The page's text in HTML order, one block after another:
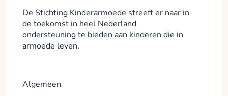
De Stichting Kinderarmoede streeft er naar in
de toekomst in heel Nederland
ondersteuning te bieden aan kinderen die in
armoede leven.
Algemeen